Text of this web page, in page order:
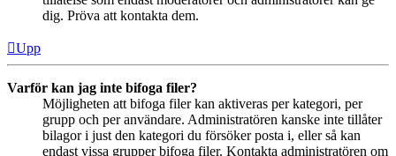
dig. Pröva att kontakta dem.
Upp
Varför kan jag inte bifoga filer?
Möjligheten att bifoga filer kan aktiveras per kategori, per
grupp och per användare. Administratören kanske inte tillåter
bilagor i just den kategori du försöker posta i, eller så kan
endast vissa grupper bifoga filer. Kontakta administratören om